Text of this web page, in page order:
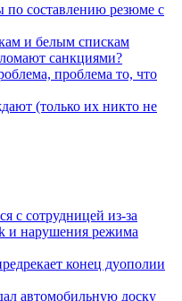
по составлению резюме с
и белым спискам
санкциями?
проблема то, что
(только их никто не
с сотрудницей из-за
и нарушения режима
конец дуополии
автомобильную доску